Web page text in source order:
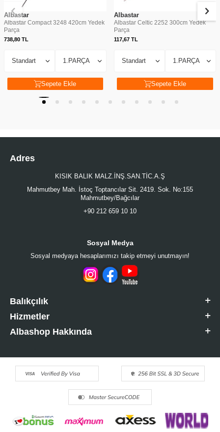
Albastar
Albastar Compact 3248 420cm Yedek
Parça
738,80 TL
Sepete Ekle
Albastar
Albastar Celtic 2252 300cm Yedek
Parça
117,67TL
Sepete Ekle
Adres
KISIK BALIK MALZ.İNŞ.SAN.TİC.A.Ş
Mahmutbey Mah. İstoç Toptancılar Sit. 2419. Sok. No:155
Mahmutbey/Bağcılar
+90 212 659 10 10
Sosyal Medya
Sosyal medyaya hesaplarımızı takip etmeyi unutmayın!
Balıkçılık
Hizmetler
Albashop Hakkında